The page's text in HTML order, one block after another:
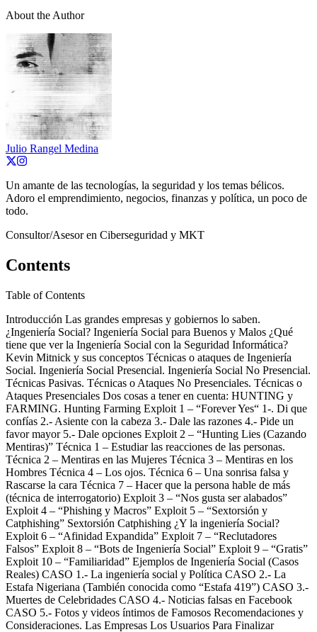
About the Author
Julio Rangel Medina
Un amante de las tecnologías, la seguridad y los temas bélicos.
Adoro el emprendimiento, negocios, finanzas y política, un poco de
todo.
Consultor/Asesor en Ciberseguridad y MKT
Contents
Table of Contents
Introducción Las grandes empresas y gobiernos lo saben.
¿Ingeniería Social? Ingeniería Social para Buenos y Malos ¿Qué
tiene que ver la Ingeniería Social con la Seguridad Informática?
Kevin Mitnick y sus conceptos Técnicas o ataques de Ingeniería
Social. Ingeniería Social Presencial. Ingeniería Social No Presencial.
Técnicas Pasivas. Técnicas o Ataques No Presenciales. Técnicas o
Ataques Presenciales Dos cosas a tener en cuenta: HUNTING y
FARMING. Hunting Farming Exploit 1 – “Forever Yes“ 1-. Di que
confías 2.- Asiente con la cabeza 3.- Dale las razones 4.- Pide un
favor mayor 5.- Dale opciones Exploit 2 – “Hunting Lies (Cazando
Mentiras)” Técnica 1 – Estudiar las reacciones de las personas.
Técnica 2 – Mentiras en las Mujeres Técnica 3 – Mentiras en los
Hombres Técnica 4 – Los ojos. Técnica 6 – Una sonrisa falsa y
Rascarse la cara Técnica 7 – Hacer que la persona hable de más
(técnica de interrogatorio) Exploit 3 – “Nos gusta ser alabados”
Exploit 4 – “Phishing y Macros” Exploit 5 – “Sextorsión y
Catphishing” Sextorsión Catphishing ¿Y la ingeniería Social?
Exploit 6 – “Afinidad Expandida” Exploit 7 – “Reclutadores
Falsos” Exploit 8 – “Bots de Ingeniería Social” Exploit 9 – “Gratis”
Exploit 10 – “Familiaridad” Ejemplos de Ingeniería Social (Casos
Reales) CASO 1.- La ingeniería social y Política CASO 2.- La
Estafa Nigeriana (También conocida como “Estafa 419”) CASO 3.-
Muertes de Celebridades CASO 4.- Noticias falsas en Facebook
CASO 5.- Fotos y videos íntimos de Famosos Recomendaciones y
Consideraciones. Las Empresas Los Usuarios Para Finalizar